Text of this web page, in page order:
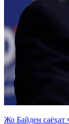
Жо Байден саёҳат